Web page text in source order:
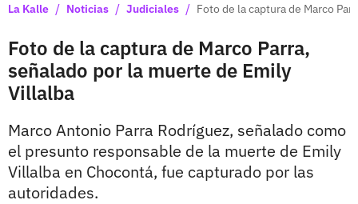
La Kalle / Noticias / Judiciales / Foto de la captura de Marco
Foto de la captura de Marco Parra,
señalado por la muerte de Emily
Villalba
Marco Antonio Parra Rodríguez, señalado como
el presunto responsable de la muerte de Emily
Villalba en Chocontá, fue capturado por las
autoridades.